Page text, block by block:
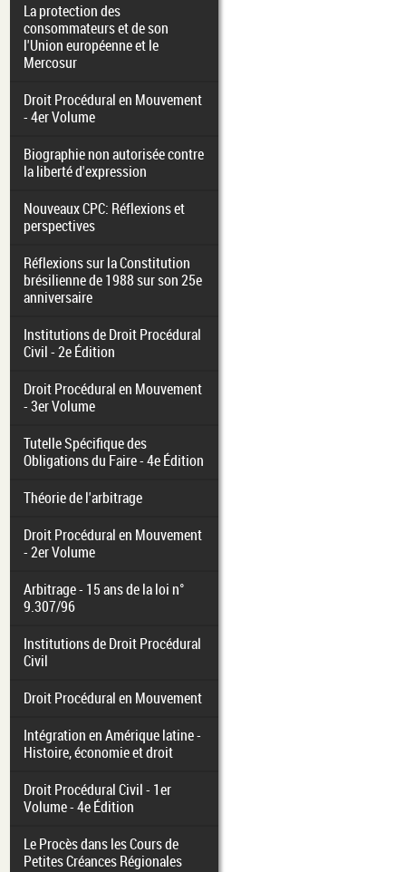
La protection des
consommateurs et de son
l'Union européenne et le
Mercosur
Droit Procédural en Mouvement
- 4er Volume
Biographie non autorisée contre
la liberté d'expression
Nouveaux CPC: Réflexions et
perspectives
Réflexions sur la Constitution
brésilienne de 1988 sur son 25e
anniversaire
Institutions de Droit Procédural
Civil - 2e Édition
Droit Procédural en Mouvement
- 3er Volume
Tutelle Spécifique des
Obligations du Faire - 4e Édition
Théorie de l'arbitrage
Droit Procédural en Mouvement
- 2er Volume
Arbitrage - 15 ans de la loi n°
9.307/96
Institutions de Droit Procédural
Civil
Droit Procédural en Mouvement
Intégration en Amérique latine -
Histoire, économie et droit
Droit Procédural Civil - 1er
Volume - 4e Édition
Le Procès dans les Cours de
Petites Créances Régionales